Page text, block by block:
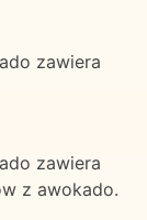
zawiera
zawiera
z awokado.